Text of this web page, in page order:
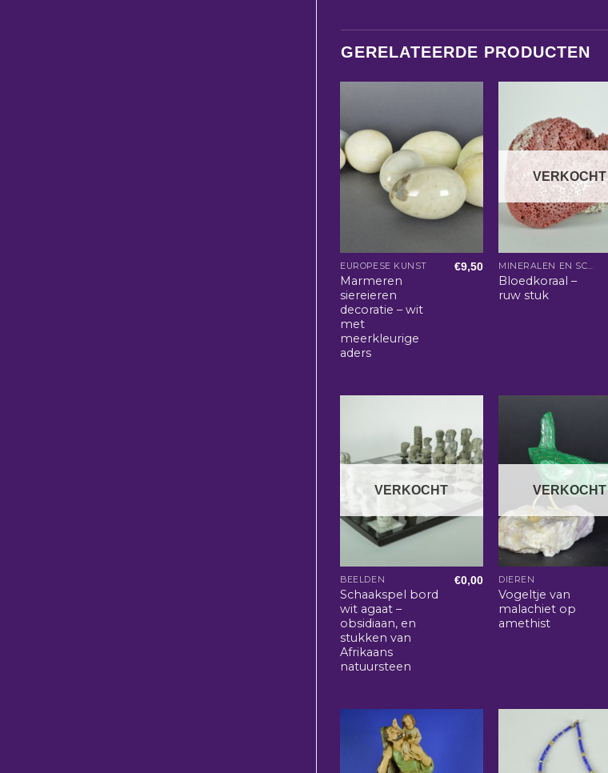
GERELATEERDE PRODUCTEN
EUROPESE KUNST
Marmeren
siereieren
decoratie – wit
met
meerkleurige
aders
€9,50
VERKOCHT
MINERALEN EN SCHELPEN
Bloedkoraal –
ruw stuk
VERKOCHT
BEELDEN
Schaakspel bord
wit agaat –
obsidiaan, en
stukken van
Afrikaans
natuursteen
€0,00
VERKOCHT
DIEREN
Vogeltje van
malachiet op
amethist